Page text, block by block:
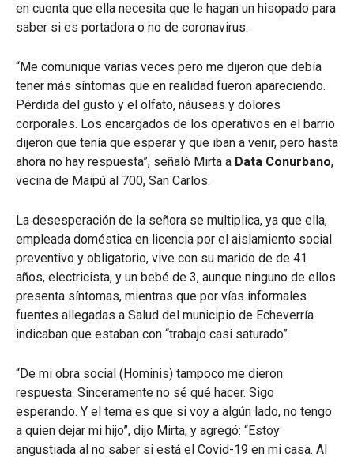
en cuenta que ella necesita que le hagan un hisopado para
saber si es portadora o no de coronavirus.
“Me comunique varias veces pero me dijeron que debía
tener más síntomas que en realidad fueron apareciendo.
Pérdida del gusto y el olfato, náuseas y dolores
corporales. Los encargados de los operativos en el barrio
dijeron que tenía que esperar y que iban a venir, pero hasta
ahora no hay respuesta”, señaló Mirta a Data Conurbano,
vecina de Maipú al 700, San Carlos.
La desesperación de la señora se multiplica, ya que ella,
empleada doméstica en licencia por el aislamiento social
preventivo y obligatorio, vive con su marido de de 41
años, electricista, y un bebé de 3, aunque ninguno de ellos
presenta síntomas, mientras que por vías informales
fuentes allegadas a Salud del municipio de Echeverría
indicaban que estaban con “trabajo casi saturado”.
“De mi obra social (Hominis) tampoco me dieron
respuesta. Sinceramente no sé qué hacer. Sigo
esperando. Y el tema es que si voy a algún lado, no tengo
a quien dejar mi hijo”, dijo Mirta, y agregó: “Estoy
angustiada al no saber si está el Covid-19 en mi casa. Al